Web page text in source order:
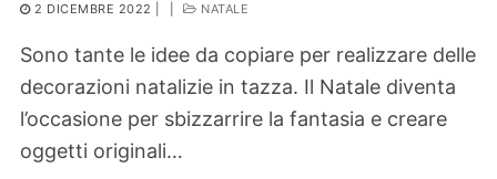
2 DICEMBRE 2022 NATALE
Sono tante le idee da copiare per realizzare delle
decorazioni natalizie in tazza. Il Natale diventa
l’occasione per sbizzarrire la fantasia e creare
oggetti originali…